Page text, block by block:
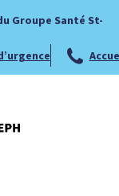
Groupe Santé St-